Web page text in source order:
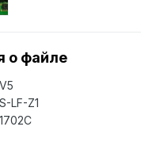
о файле
LF-Z1